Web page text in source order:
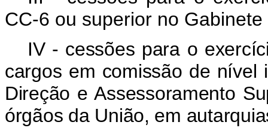
CC-6 ou superior no
IV - cessões para o
cargos em comissão de
Direção e Assessoramento
órgãos da União, em